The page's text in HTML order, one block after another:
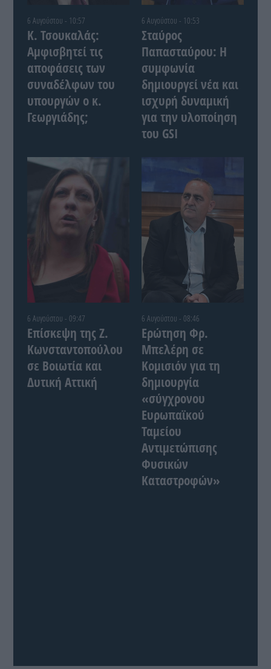
6 Αυγούστου - 10:57
Κ. Τσουκαλάς:
Αμφισβητεί τις
αποφάσεις των
συναδέλφων του
υπουργών ο κ.
Γεωργιάδης;
6 Αυγούστου - 10:53
Σταύρος
Παπασταύρου: Η
συμφωνία
δημιουργεί νέα και
ισχυρή δυναμική
για την υλοποίηση
του GSI
6 Αυγούστου - 09:47
Επίσκεψη της Ζ.
Κωνσταντοπούλου
σε Βοιωτία και
Δυτική Αττική
6 Αυγούστου - 08:46
Ερώτηση Φρ.
Μπελέρη σε
Κομισιόν για τη
δημιουργία
«σύγχρονου
Ευρωπαϊκού
Ταμείου
Αντιμετώπισης
Φυσικών
Καταστροφών»